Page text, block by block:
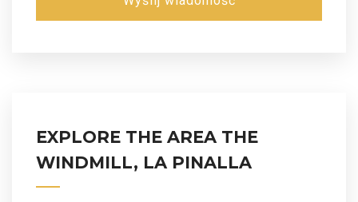
EXPLORE THE AREA THE
WINDMILL, LA PINALLA